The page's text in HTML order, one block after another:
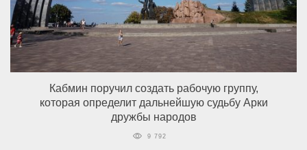
Кабмин поручил создать рабочую группу,
которая определит дальнейшую судьбу Арки
дружбы народов
9 792